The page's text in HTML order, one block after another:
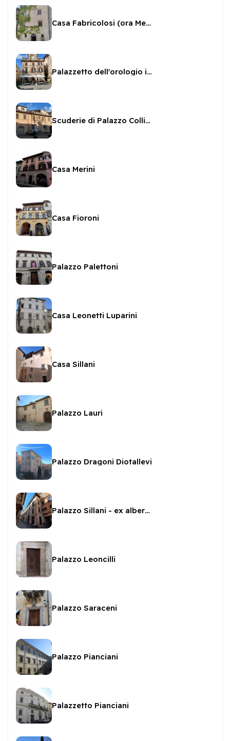
Casa Fabricolosi (ora Menotti)
Palazzetto dell'orologio in Piazza della Libertà
Scuderie di Palazzo Collicola
Casa Merini
Casa Fioroni
Palazzo Palettoni
Casa Leonetti Luparini
Casa Sillani
Palazzo Lauri
Palazzo Dragoni Diotallevi
Palazzo Sillani - ex albergo dell'Angelo
Palazzo Leoncilli
Palazzo Saraceni
Palazzo Pianciani
Palazzetto Pianciani